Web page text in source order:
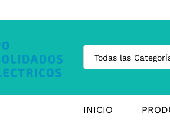
Todas las
INICIO